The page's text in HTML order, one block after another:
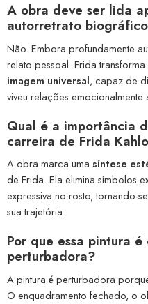
A obra deve ser lida
autorretrato
Não. Embora profundamente
relato pessoal. Frida
imagem universal, capaz de
viveu relações emocionalmente
Qual é a importância
carreira de Frida
A obra marca uma síntese
de Frida. Ela elimina símbolos
expressiva no rosto, tornando-
sua trajetória.
Por que essa pintura
perturbadora?
A pintura é perturbadora
O enquadramento fechado, o